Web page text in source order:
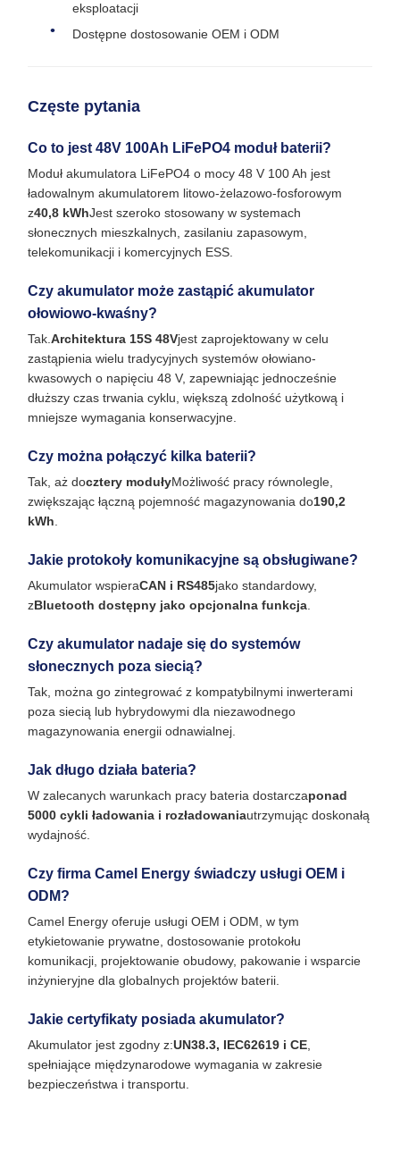
eksploatacji
Dostępne dostosowanie OEM i ODM
Częste pytania
Co to jest 48V 100Ah LiFePO4 moduł baterii?
Moduł akumulatora LiFePO4 o mocy 48 V 100 Ah jest
ładowalnym akumulatorem litowo-żelazowo-fosforowym
z40,8 kWhJest szeroko stosowany w systemach
słonecznych mieszkalnych, zasilaniu zapasowym,
telekomunikacji i komercyjnych ESS.
Czy akumulator może zastąpić akumulator
ołowiowo-kwaśny?
Tak. Architektura 15S 48Vjest zaprojektowany w celu
zastąpienia wielu tradycyjnych systemów ołowiano-
kwasowych o napięciu 48 V, zapewniając jednocześnie
dłuższy czas trwania cyklu, większą zdolność użytkową i
mniejsze wymagania konserwacyjne.
Czy można połączyć kilka baterii?
Tak, aż docztery modułyMożliwość pracy równolegle,
zwiększając łączną pojemność magazynowania do190,2
kWh
Jakie protokoły komunikacyjne są obsługiwane?
Akumulator wspieraCAN i RS485jako standardowy,
zBluetooth dostępny jako opcjonalna funkcja
Czy akumulator nadaje się do systemów
słonecznych poza siecią?
Tak, można go zintegrować z kompatybilnymi inwerterami
poza siecią lub hybrydowymi dla niezawodnego
magazynowania energii odnawialnej.
Jak długo działa bateria?
W zalecanych warunkach pracy bateria dostarczaponad
5000 cykli ładowania i rozładowaniautrzymując doskonałą
wydajność.
Czy firma Camel Energy świadczy usługi OEM i
ODM?
Camel Energy oferuje usługi OEM i ODM, w tym
etykietowanie prywatne, dostosowanie protokołu
komunikacji, projektowanie obudowy, pakowanie i wsparcie
inżynieryjne dla globalnych projektów baterii.
Jakie certyfikaty posiada akumulator?
Akumulator jest zgodny z:UN38.3, IEC62619 i CE
spełniające międzynarodowe wymagania w zakresie
bezpieczeństwa i transportu.